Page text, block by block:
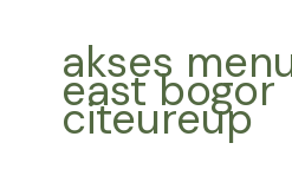
akses
east bogor
citeureup